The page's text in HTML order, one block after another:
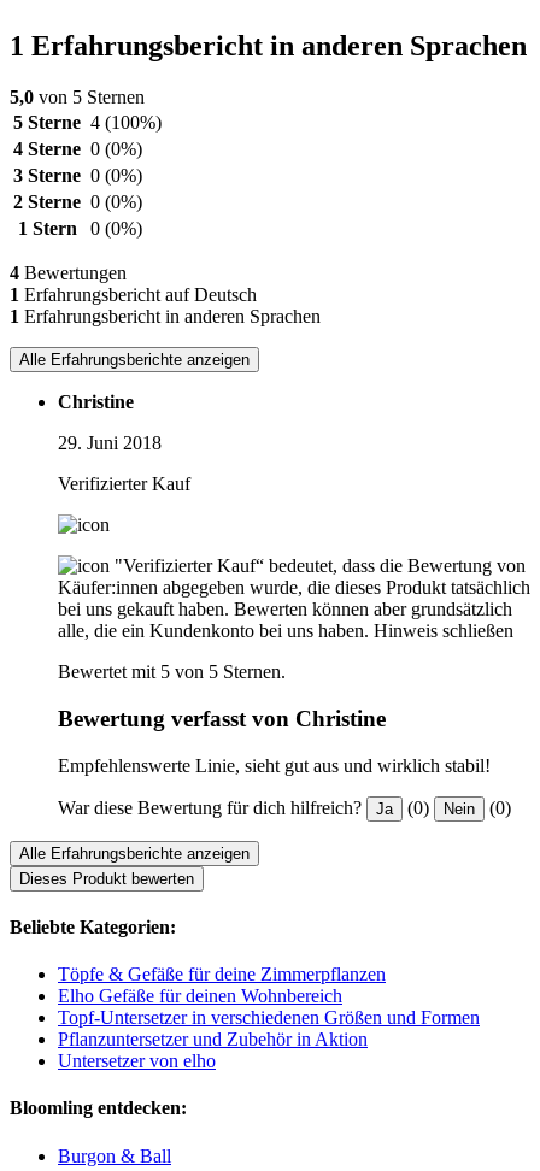
1 Erfahrungsbericht in anderen Sprachen
5,0 von 5 Sternen
5 Sterne 4 (100%)
4 Sterne 0 (0%)
3 Sterne 0 (0%)
2 Sterne 0 (0%)
1 Stern
0 (0%)
4 Bewertungen
1 Erfahrungsbericht auf Deutsch
1 Erfahrungsbericht in anderen Sprachen
Alle Erfahrungsberichte anzeigen
Christine
29. Juni 2018
Verifizierter Kauf
"Verifizierter Kauf“ bedeutet, dass die Bewertung von
Käufer:innen abgegeben wurde, die dieses Produkt tatsächlich
bei uns gekauft haben. Bewerten können aber grundsätzlich
alle, die ein Kundenkonto bei uns haben. Hinweis schließen
Bewertet mit 5 von 5 Sternen.
Bewertung verfasst von Christine
Empfehlenswerte Linie, sieht gut aus und wirklich stabil!
War diese Bewertung für dich hilfreich? Ja (0) Nein (0)
Alle Erfahrungsberichte anzeigen
Dieses Produkt bewerten
Beliebte Kategorien:
Töpfe & Gefäße für deine Zimmerpflanzen
Elho Gefäße für deinen Wohnbereich
Topf-Untersetzer in verschiedenen Größen und Formen
Pflanzuntersetzer und Zubehör in Aktion
Untersetzer von elho
Bloomling entdecken:
Burgon & Ball